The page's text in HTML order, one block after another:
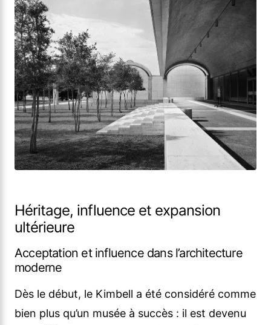
Héritage, influence et expansion
ultérieure
Acceptation et influence dans l’architecture
moderne
Dès le début, le Kimbell a été considéré comme
bien plus qu’un musée à succès : il est devenu